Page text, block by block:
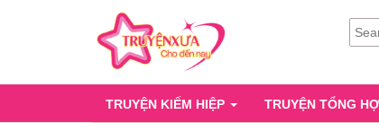
FOR:
TRUYỆN KIẾM HIỆP TRUYỆN TỔNG